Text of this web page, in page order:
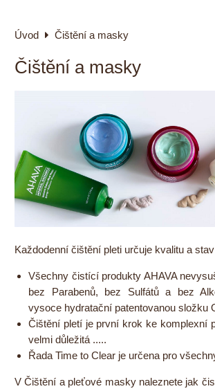
Úvod Čištění a masky
Čištění a masky
Každodenní čištění pleti určuje kvalitu a
Všechny čistící produkty AHAVA
bez Parabenů, bez Sulfátů a bez
vysoce hydratační patentovanou složku
Čištění pletí je první krok ke komplexní
velmi důležitá .....
Řada Time to Clear je určena pro
V Čištění a pleťové masky naleznete jak